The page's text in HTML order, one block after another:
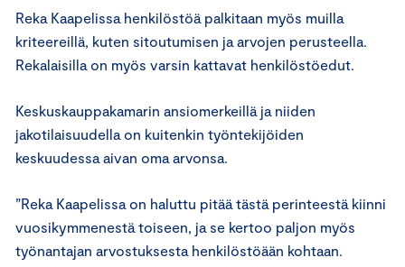
Reka Kaapelissa henkilöstöä palkitaan myös muilla
kriteereillä, kuten sitoutumisen ja arvojen perusteella.
Rekalaisilla on myös varsin kattavat henkilöstöedut.
Keskuskauppakamarin ansiomerkeillä ja niiden
jakotilaisuudella on kuitenkin työntekijöiden
keskuudessa aivan oma arvonsa.
”Reka Kaapelissa on haluttu pitää tästä perinteestä kiinni
vuosikymmenestä toiseen, ja se kertoo paljon myös
työnantajan arvostuksesta henkilöstöään kohtaan.